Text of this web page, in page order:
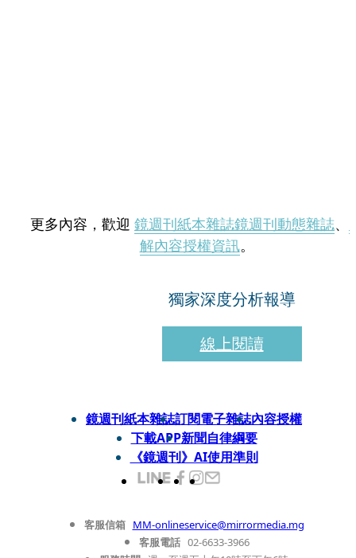
更多內容，歡迎 鏡週刊紙本雜誌鏡週刊動態雜誌、
解內容授權資訊。
獨家深度分析報導
線上閱讀
鏡週刊紙本雜誌訂閱電子雜誌內容授權
下載APP新聞自律綱要
《鏡週刊》AI使用準則
客服信箱 MM-onlineservice@mirrormedia.mg
客服電話 02-6633-3966